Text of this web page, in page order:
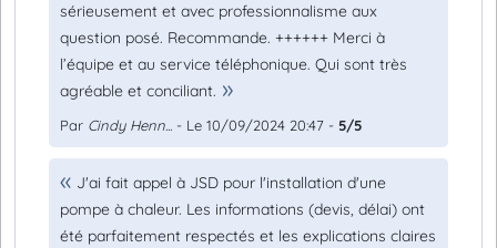
sérieusement et avec professionnalisme aux
question posé. Recommande. ++++++ Merci à
l’équipe et au service téléphonique. Qui sont très
agréable et conciliant.
Par Cindy Henn... - Le 10/09/2024 20:47 - 5/5
J'ai fait appel à JSD pour l'installation d'une
pompe à chaleur. Les informations (devis, délai) ont
été parfaitement respectés et les explications claires